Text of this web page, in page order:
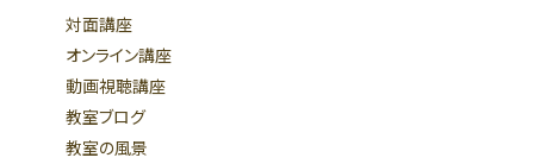
対面講座
オンライン講座
動画視聴講座
教室ブログ
教室の風景